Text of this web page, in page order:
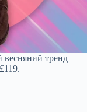
весняний тренд